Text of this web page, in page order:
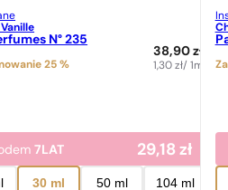
Vanille
N° 235
25 %
38,90zł
1,30zł/ 1ml
7LAT 29,18zł
30 ml 50 ml 104 ml